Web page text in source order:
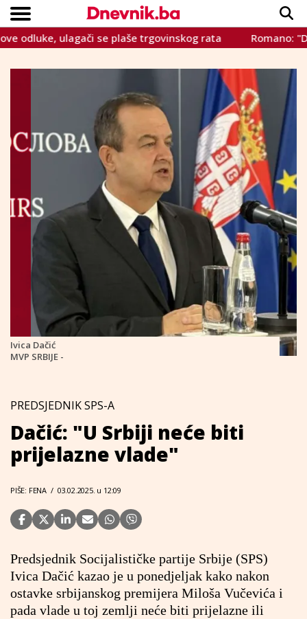
VIJESTI
SPORT
INTERVIEW
TEME
CRNA KRONIKA
LIFESTYLE
Copyright © Dnevnik.ba 2023.
ulagači se plaše trgovinskog rata Romano:
Ivica Dačić
MVP SRBIJE -
PREDSJEDNIK SPS-A
Dačić: "U Srbiji neće biti
prijelazne vlade"
PIŠE: FENA / 03.02.2025. u 12:09
Predsjednik Socijalističke partije Srbije (SPS)
Ivica Dačić kazao je u ponedjeljak kako nakon
ostavke srbijanskog premijera Miloša Vučevića i
pada vlade u toj zemlji neće biti prijelazne ili